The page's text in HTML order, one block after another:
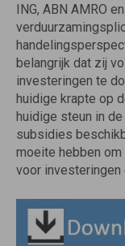
ING, ABN AMRO
belangrijk dat zij
investeringen te
huidige krapte op
huidige steun in
subsidies
moeite hebben
voor investeringen